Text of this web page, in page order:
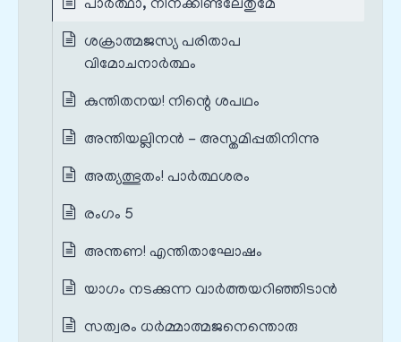
പാര്‍ത്ഥാ, നിനക്കിണ്ടലേതുമേ
ശക്രാത്മജസ്യ പരിതാപ
വിമോചനാര്‍ത്ഥം
കുന്തിതനയ! നിന്റെ ശപഥം
അന്തിയല്ലിനന്‍ - അസ്തമിപ്പതിനിന്നു
അത്യത്ഭുതം! പാര്‍ത്ഥശരം
രംഗം 5
അന്തണ! എന്തിതാഘോഷം
യാഗം നടക്കുന്ന വാര്‍ത്തയറിഞ്ഞിടാന്‍
സത്വരം ധര്‍മ്മാത്മജനെന്തൊരു